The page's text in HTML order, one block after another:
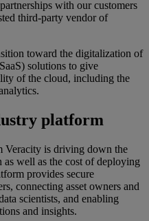
with our customers
third-party vendor of
toward the digitalization of
solutions to give
of the cloud, including the
platform
Veracity is driving down the
well as the cost of deploying
provides secure
connecting asset owners and
scientists, and enabling
and insights.